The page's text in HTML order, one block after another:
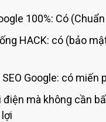
100%: Có (Chuẩn
HACK: có (bảo
Google: có miến
điện mà không cần